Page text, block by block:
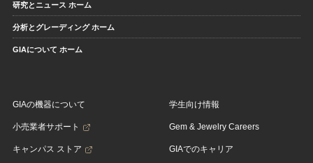
研究とニュース ホーム
分析とグレーディング ホーム
GIAについて ホーム
GIAの機器について
小売業者サポート
キャンパス ストア
学生向け情報
Gem & Jewelry Careers
GIAでのキャリア